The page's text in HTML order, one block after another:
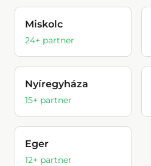
Miskolc
24+ partner
Nyíregyháza
15+ partner
Eger
12+ partner